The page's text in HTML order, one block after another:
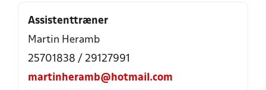
Assistenttræner
Martin Heramb
25701838 / 29127991
martinheramb@hotmail.com